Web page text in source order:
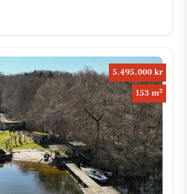
5.495.000 kr
153 m2